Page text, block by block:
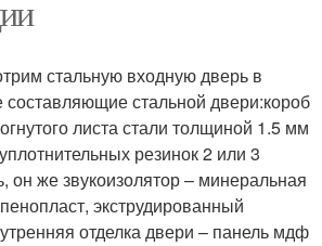
стальную входную дверь в
стальной двери:короб
листа стали толщиной 1.5 мм
резинок 2 или 3
он же звукоизолятор – минеральная
экструдированный
отделка двери – панель мдф